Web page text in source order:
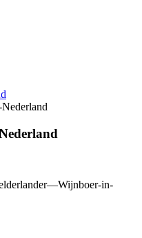
in-